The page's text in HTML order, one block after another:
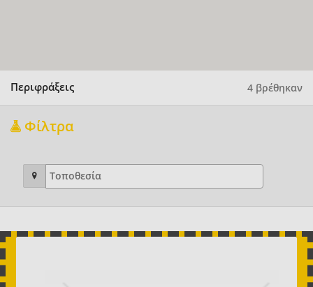
Περιφράξεις 4 βρέθηκαν
Φίλτρα